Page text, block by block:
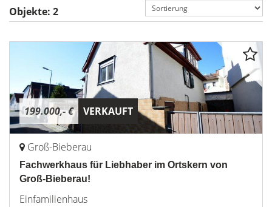
Objekte: 2
199.000,- € VERKAUFT
Groß-Bieberau
Fachwerkhaus für Liebhaber im Ortskern von
Groß-Bieberau!
Einfamilienhaus